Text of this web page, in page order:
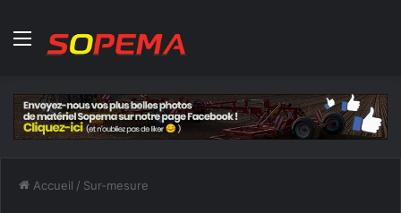
Menu
Accueil / Sur-mesure